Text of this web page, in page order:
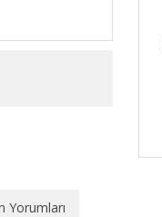
Yorumları